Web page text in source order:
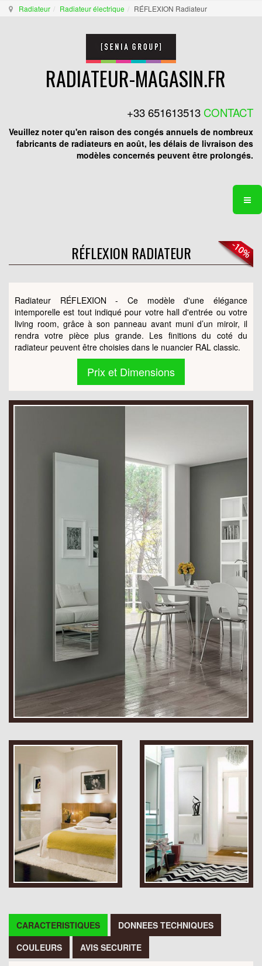
Radiateur Radiateur électrique RÉFLEXION Radiateur
RADIATEUR-MAGASIN.FR
+33 651613513 CONTACT
Veuillez noter qu'en raison des congés annuels de nombreux
fabricants de radiateurs en août, les délais de livraison des
modèles concernés peuvent être prolongés.
RÉFLEXION RADIATEUR
Radiateur RÉFLEXION - Ce modèle d'une élégance
intemporelle est tout indiqué pour votre hall d'entrée ou votre
living room, grâce à son panneau avant muni d’un miroir, il
rendra votre pièce plus grande. Les finitions du coté du
radiateur peuvent être choisies dans le nuancier RAL classic.
Prix et Dimensions
CARACTERISTIQUES
DONNEES TECHNIQUES
COULEURS
AVIS SECURITE